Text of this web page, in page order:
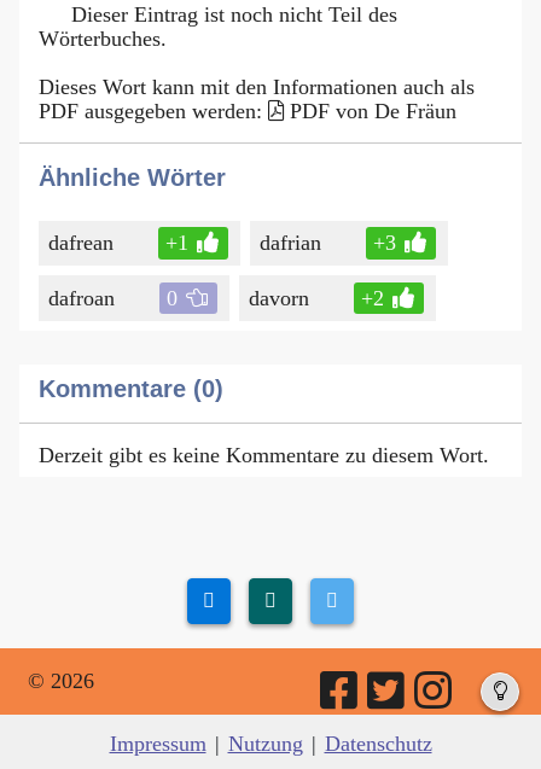
Dieser Eintrag ist noch nicht Teil des
Wörterbuches.
Dieses Wort kann mit den Informationen auch als
PDF ausgegeben werden:
PDF von De Fräun
Ähnliche Wörter
dafrean +1 dafrian +3
dafroan 0 davorn +2
Kommentare (0)
Derzeit gibt es keine Kommentare zu diesem Wort.
© 2026
Impressum | Nutzung | Datenschutz